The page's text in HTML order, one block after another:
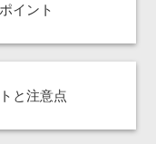
イント
と注意点